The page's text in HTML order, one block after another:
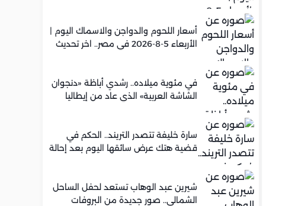
أسعار اللحوم والدواجن والاسماك اليوم |
الأربعاء 5-8-2026 في مصر.. اخر تحديث
في مئوية ميلاده.. رشدي أباظة «دنجوان
الشاشة العربية» الذي عاد من إيطاليا
سارة خليفة تتصدر التريند.. الحكم في
قضية هتك عرض سائقها اليوم بعد إحالة
شيرين عبد الوهاب تستعد لحفل الساحل
الشمالي.. صور جديدة من البروفات